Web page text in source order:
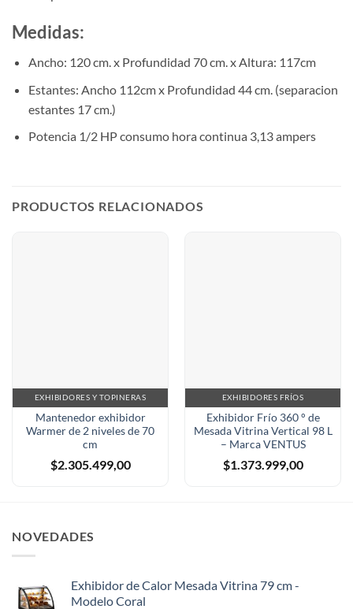
Medidas:
Ancho: 120 cm. x Profundidad 70 cm. x Altura: 117cm
Estantes: Ancho 112cm x Profundidad 44 cm. (separacion
estantes 17 cm.)
Potencia 1/2 HP consumo hora continua 3,13 ampers
PRODUCTOS RELACIONADOS
EXHIBIDORES Y TOPINERAS
Mantenedor exhibidor
Warmer de 2 niveles de 70
cm
$2.305.499,00
EXHIBIDORES FRÍOS
Exhibidor Frío 360 ° de
Mesada Vitrina Vertical 98 L
– Marca VENTUS
$1.373.999,00
NOVEDADES
Exhibidor de Calor Mesada Vitrina 79 cm -
Modelo Coral